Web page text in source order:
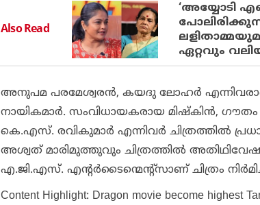
Also Read
‘അയ്യോടി
ഏറ്റവും
അനുപമ പരമേശ്വരന്‍, കയദു ലോഹര്‍
നായികമാര്‍. സംവിധായകരായ മിഷ്‌കിന്‍,
കെ.എസ്. രവികുമാര്‍ എന്നിവര്‍ ചിത്രത്തില്‍
അശ്വത് മാരിമുത്തുവും ചിത്രത്തില്‍
എ.ജി.എസ്. എന്റര്‍ടൈന്മെന്റ്‌സാണ് ചിത്രം
Content Highlight: Dragon movie become highest